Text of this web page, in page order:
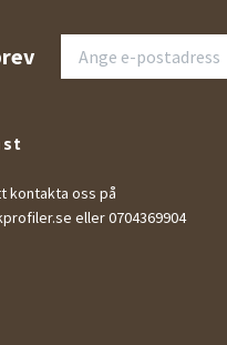
kontakta oss på
eller 0704369904